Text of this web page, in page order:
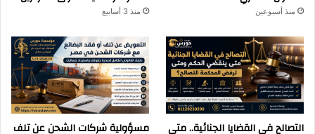
منذ أسبوعين منذ 3 أسابيع
التصالح في القضايا الجنائية.. متى
مسؤولية شركات الشحن عن تلف